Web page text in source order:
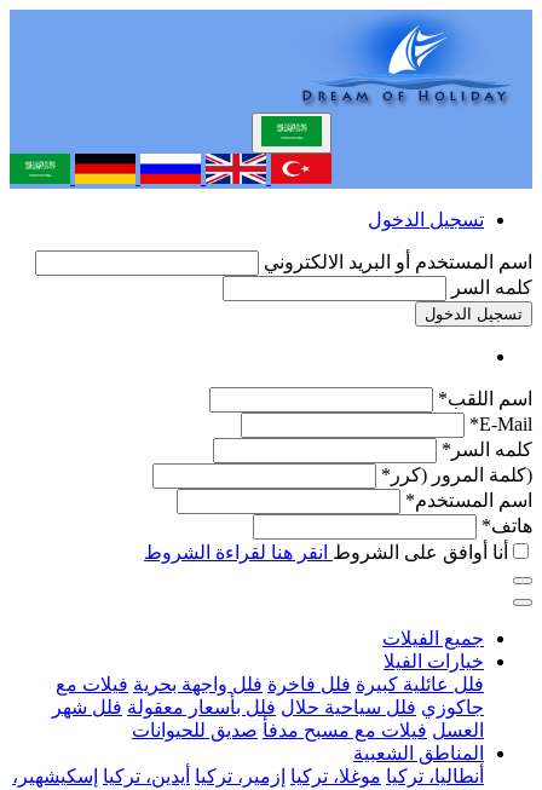
تسجيل الدخول
اسم المستخدم أو البريد الالكتروني
كلمه السر
تسجيل الدخول
اسم اللقب*
E-Mail*
كلمه السر*
(كلمة المرور (كرر*
اسم المستخدم*
هاتف*
أنا أوافق على الشروط انقر هنا لقراءة الشروط
جميع الفيلات
خيارات الفيلا
فلل عائلية كبيرة فلل فاخرة فلل واجهة بحرية فيلات مع
جاكوزي فلل سياحية حلال فلل بأسعار معقولة فلل شهر
العسل فيلات مع مسبح مدفأ صديق للحيوانات
المناطق الشعبية
أنطاليا، تركيا موغلا، تركيا إزمير، تركيا أيدين، تركيا إسكيشهير،